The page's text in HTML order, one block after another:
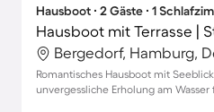
Hausboot ∙ 2 Gäste ∙ 1
Hausboot mit Terrasse |
Bergedorf, Hamburg,
Romantisches Hausboot mit
unvergessliche Erholung am Wasser